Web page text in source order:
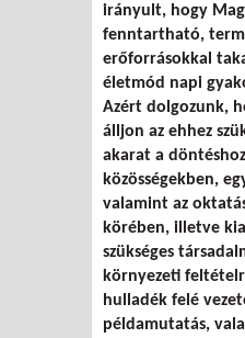
irányult, hogy
fenntartható,
erőforrásokkal
életmód napi
Azért dolgozunk,
álljon az ehhez
akarat a
közösségekben,
valamint az
körében, illetve
szükséges
környezeti
hulladék felé
példamutatás,